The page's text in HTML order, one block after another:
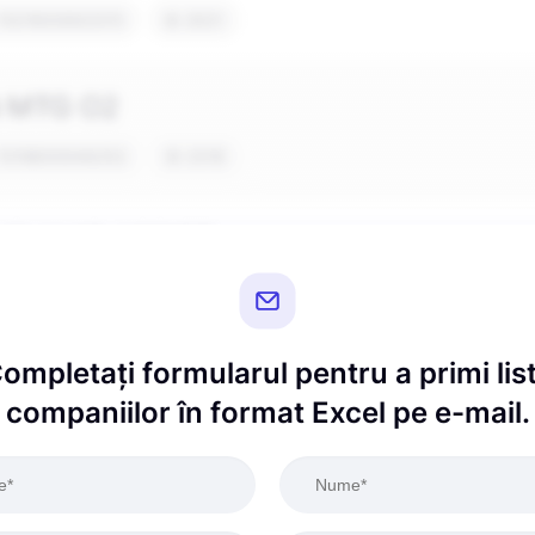
formularul pentru a primi
companiilor în format Excel pe e-mail.